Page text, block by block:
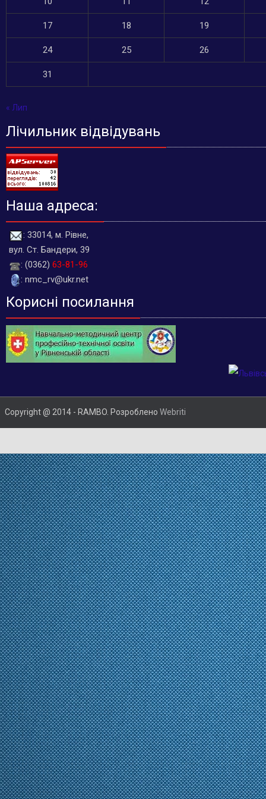
17 18 19
24 25 26
31
« Лип
Лічильник відвідувань
Наша адреса:
: 33014, м. Рівне,
вул. Ст. Бандери, 39
: (0362) 63-81-96
: nmc_rv@ukr.net
Корисні посилання
Copyright @ 2014 - RAMBO. Розроблено Webriti